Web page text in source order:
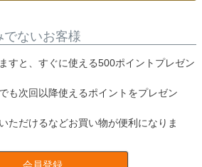
でないお客様
すと、すぐに使える500ポイントプレゼン
も次回以降使えるポイントをプレゼン
ただけるなどお買い物が便利になりま